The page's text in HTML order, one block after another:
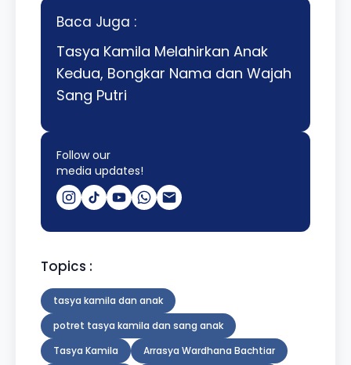
Baca Juga :
Tasya Kamila Melahirkan Anak
Kedua, Bongkar Nama dan Wajah
Sang Putri
Follow our
media updates!
Topics :
tasya kamila dan anak
potret tasya kamila dan sang anak
Tasya Kamila
Arrasya Wardhana Bachtiar